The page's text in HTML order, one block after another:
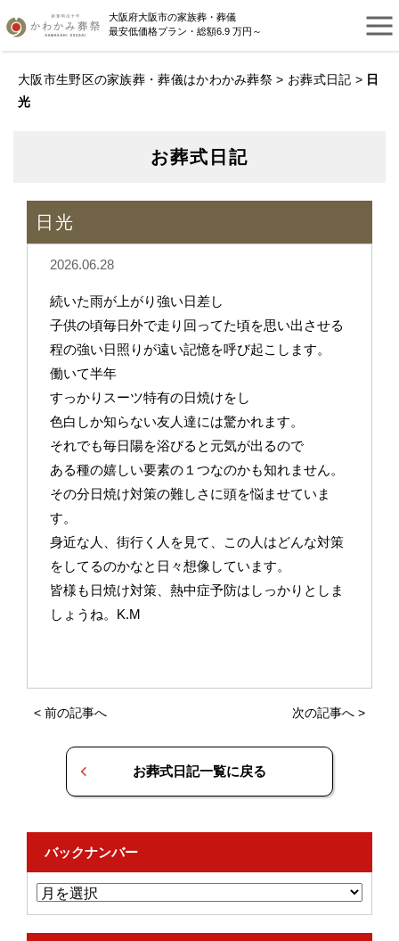
大阪府大阪市の家族葬・葬儀
最安低価格プラン・総額6.9 万円～
大阪市生野区の家族葬・葬儀はかわかみ葬祭 > お葬式日記 > 日
光
お葬式日記
日光
2026.06.28
続いた雨が上がり強い日差し
子供の頃毎日外で走り回ってた頃を思い出させる
程の強い日照りが遠い記憶を呼び起こします。
働いて半年
すっかりスーツ特有の日焼けをし
色白しか知らない友人達には驚かれます。
それでも毎日陽を浴びると元気が出るので
ある種の嬉しい要素の１つなのかも知れません。
その分日焼け対策の難しさに頭を悩ませていま
す。
身近な人、街行く人を見て、この人はどんな対策
をしてるのかなと日々想像しています。
皆様も日焼け対策、熱中症予防はしっかりとしま
しょうね。K.M
< 前の記事へ 次の記事へ >
お葬式日記一覧に戻る
バックナンバー